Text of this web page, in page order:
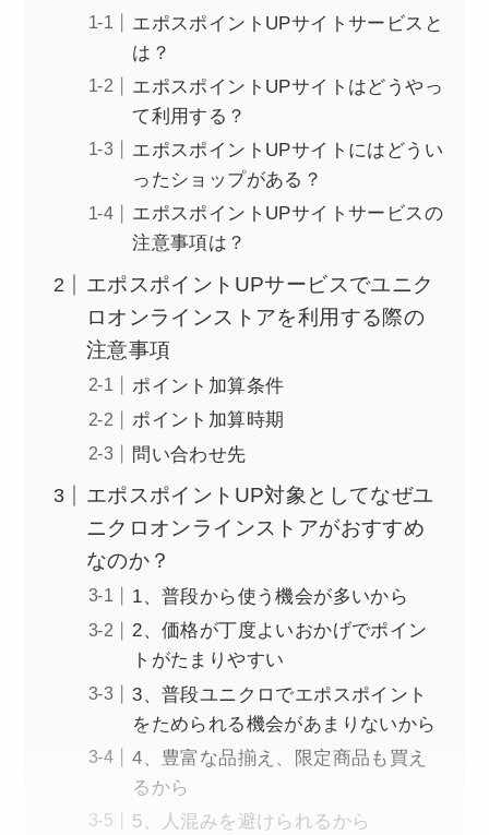
エポスポイントUPサイトサービスと
は？
エポスポイントUPサイトはどうやっ
て利用する？
エポスポイントUPサイトにはどうい
ったショップがある？
エポスポイントUPサイトサービスの
注意事項は？
エポスポイントUPサービスでユニク
ロオンラインストアを利用する際の
注意事項
ポイント加算条件
ポイント加算時期
問い合わせ先
エポスポイントUP対象としてなぜユ
ニクロオンラインストアがおすすめ
なのか？
1、普段から使う機会が多いから
2、価格が丁度よいおかげでポイン
トがたまりやすい
3、普段ユニクロでエポスポイント
をためられる機会があまりないから
4、豊富な品揃え、限定商品も買え
るから
5、人混みを避けられるから